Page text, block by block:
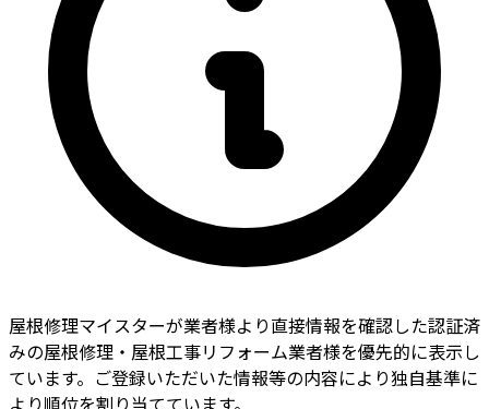
屋根修理マイスターが業者様より直接情報を確認した認証済
みの屋根修理・屋根工事リフォーム業者様を優先的に表示し
ています。ご登録いただいた情報等の内容により独自基準に
より順位を割り当てています。